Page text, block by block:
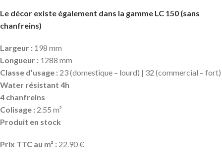
Le décor existe également dans la gamme LC 150 (sans
chanfreins)
Largeur : 198 mm
Longueur : 1288 mm
Classe d’usage : 23 (domestique – lourd) | 32 (commercial – fort)
Water résistant 4h
4 chanfreins
Colisage : 2.55 m²
Produit en stock
Prix TTC au m² : 22.90 €